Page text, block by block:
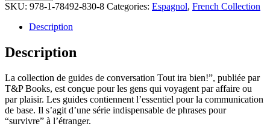
SKU: 978-1-78492-830-8 Categories: Espagnol, French Collection
Description
Description
La collection de guides de conversation Tout ira bien!”, publiée par
T&P Books, est conçue pour les gens qui voyagent par affaire ou
par plaisir. Les guides contiennent l’essentiel pour la communication
de base. Il s’agit d’une série indispensable de phrases pour
“survivre” à l’étranger.